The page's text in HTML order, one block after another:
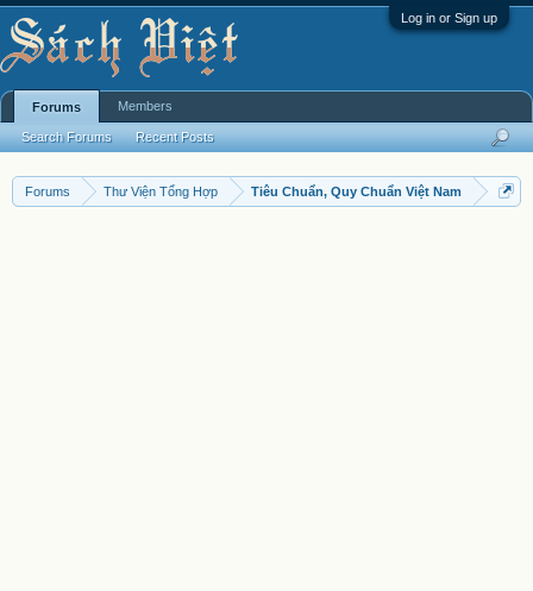
Log in or Sign up
Forums Thư Viện Tổng Hợp Tiêu Chuẩn, Quy Chuẩn Việt Nam
Forums
Search Forums Recent Posts
Members